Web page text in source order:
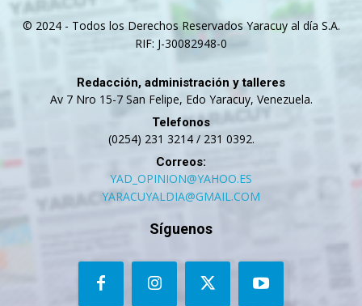
© 2024 - Todos los Derechos Reservados Yaracuy al día S.A.
RIF: J-30082948-0
Redacción, administración y talleres
Av 7 Nro 15-7 San Felipe, Edo Yaracuy, Venezuela.
Telefonos
(0254) 231 3214 / 231 0392.
Correos:
YAD_OPINION@YAHOO.ES
YARACUYALDIA@GMAIL.COM
Síguenos